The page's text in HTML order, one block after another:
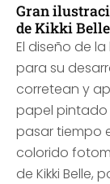
Gran
de Kikki
El diseño de
para su
corretean y
papel pintado
pasar tiempo
colorido
de Kikki Belle,